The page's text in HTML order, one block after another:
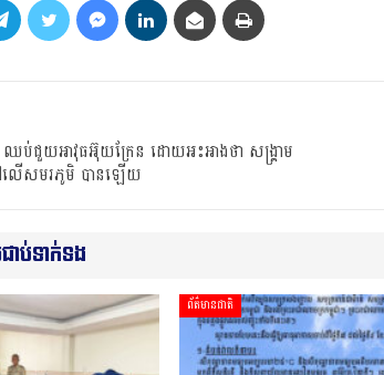
ឈប់ជួយអាវុធអ៊ុយក្រែន ដោយអះអាងថា សង្គ្រាម
លើសមរភូមិ បានឡើយ
ាប់ទាក់ទង
ព័ត៌មានជាតិ